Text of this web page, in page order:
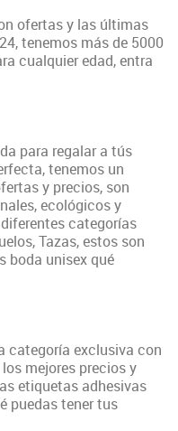
ofertas y las últimas
tenemos más de 5000
cualquier edad, entra
para regalar a tús
tenemos un
y precios, son
ecológicos y
categorías
Tazas, estos son
boda unisex qué
categoría exclusiva con
mejores precios y
etiquetas adhesivas
puedas tener tus